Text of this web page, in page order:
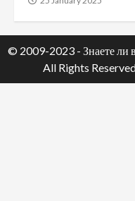
© 2009-2023 - Знаете ли
All Rights